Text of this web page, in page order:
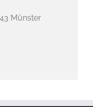
Münster